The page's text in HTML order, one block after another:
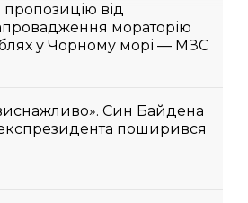
пропозицію від
мораторію
у Чорному морі — МЗС
Син Байдена
поширився